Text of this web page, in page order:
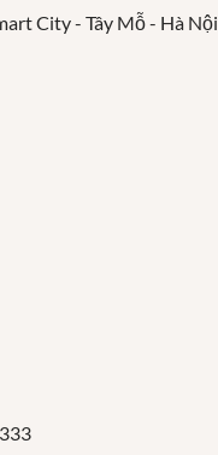
City - Tây Mỗ - Hà Nội